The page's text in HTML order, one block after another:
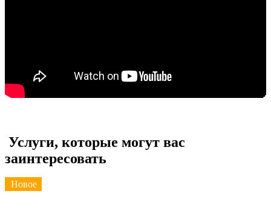
Услуги, которые могут вас
заинтересовать
Новое